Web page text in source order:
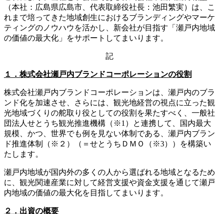
（本社：広島県広島市、代表取締役社長：池田繁実）は、こ
れまで培ってきた地域創生におけるブランディングやマーケ
ティングのノウハウを活かし、新会社が目指す「瀬戸内地域
の価値の最大化」をサポートしてまいります。
記
１．株式会社瀬戸内ブランドコーポレーションの役割
株式会社瀬戸内ブランドコーポレーションは、瀬戸内のブラ
ンド化を加速させ、さらには、観光地経営の視点に立った観
光地域づくりの舵取り役としての役割を果たすべく、一般社
団法人せとうち観光推進機構（※1）と連携して、国内最大
規模、かつ、世界でも例を見ない体制である、瀬戸内ブラン
ド推進体制（※２）（＝せとうちＤＭＯ（※3））を構築い
たします。
瀬戸内地域が国内外の多くの人から選ばれる地域となるため
に、観光関連産業に対して経営支援や資金支援を通じて瀬戸
内地域の価値の最大化を目指してまいります。
２．出資の概要